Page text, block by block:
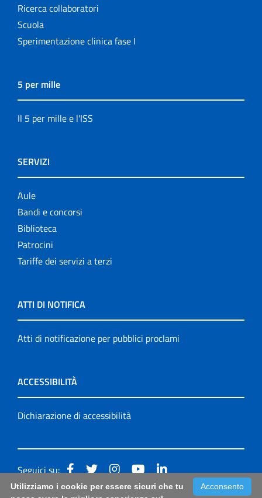
Ricerca collaboratori
Scuola
Sperimentazione clinica fase I
5 per mille
Il 5 per mille e l'ISS
SERVIZI
Aule
Bandi e concorsi
Biblioteca
Patrocini
Tariffe dei servizi a terzi
ATTI DI NOTIFICA
Atti di notificazione per pubblici proclami
ACCESSIBILITÀ
Dichiarazione di accessibilità
Seguici su:
Acconsento
Utilizziamo i cookie per essere sicuri che tu